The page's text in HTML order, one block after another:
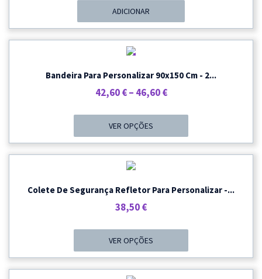
Original
Era:
37,90 €.
É:
33,80 €.
ADICIONAR
Bandeira Para Personalizar 90x150 Cm - 2...
42,60€ – 46,60€Price
Through
46,60 €
VER OPÇÕES
Colete De Segurança Refletor Para Personalizar -...
38,50€
VER OPÇÕES